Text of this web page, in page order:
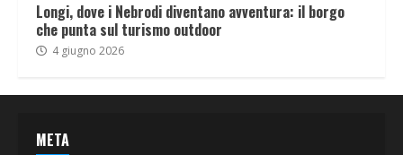
Longi, dove i Nebrodi diventano avventura: il borgo
che punta sul turismo outdoor
4 giugno 2026
META